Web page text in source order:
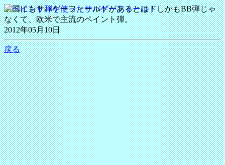
中国にもサバゲーフィールドがあるとは！しかもBB弾じゃ
なくて、欧米で主流のペイント弾。
2012年05月10日
戻る